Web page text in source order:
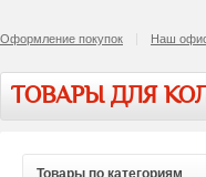
Оформление покупок Наш
ТОВАРЫ ДЛЯ
Товары по категориям